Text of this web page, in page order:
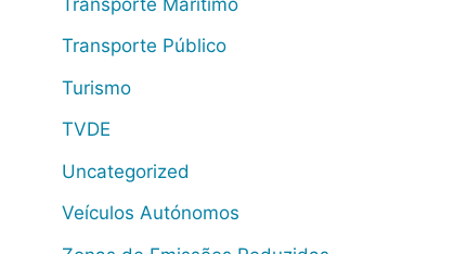
Transporte Público
Turismo
TVDE
Uncategorized
Veículos Autónomos